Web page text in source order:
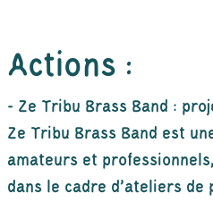
Actions :
- Ze Tribu Brass Band :
Ze Tribu Brass Band est
amateurs et
dans le cadre d’ateliers